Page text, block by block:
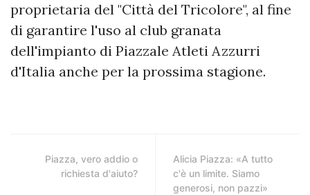
proprietaria del "Città del Tricolore", al fine
di garantire l'uso al club granata
dell'impianto di Piazzale Atleti Azzurri
d'Italia anche per la prossima stagione.
Piazza, vero addio o
richiesta d'aiuto?
Alicia Piazza: «A tutto
c'è un limite. Siamo
generosi, non pazzi»